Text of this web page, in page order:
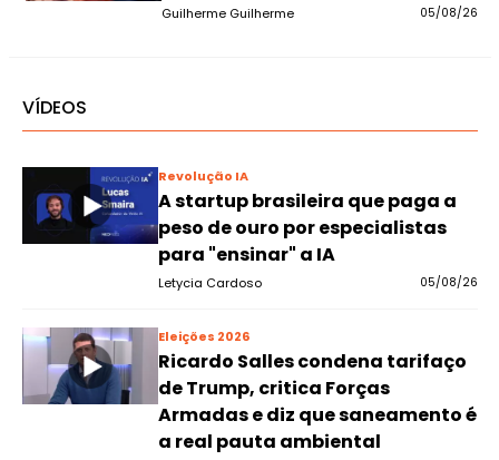
Guilherme Guilherme 05/08/26
VÍDEOS
Revolução IA
A startup brasileira que paga a
peso de ouro por especialistas
para "ensinar" a IA
Letycia Cardoso 05/08/26
Eleições 2026
Ricardo Salles condena tarifaço
de Trump, critica Forças
Armadas e diz que saneamento é
a real pauta ambiental